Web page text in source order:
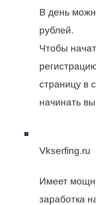
В день
рублей.
Чтобы
страницу в
начинать
Vkserfing.ru
Имеет
заработка